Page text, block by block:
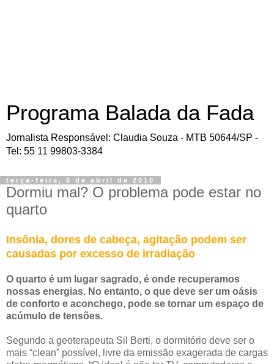
Programa Balada da Fada
Jornalista Responsável: Claudia Souza - MTB 50644/SP -
Tel: 55 11 99803-3384
terça-feira, 6 de abril de 2010
Dormiu mal? O problema pode estar no
quarto
Insônia, dores de cabeça, agitação podem ser
causadas por excesso de irradiação
O quarto é um lugar sagrado, é onde recuperamos
nossas energias. No entanto, o que deve ser um oásis
de conforto e aconchego, pode se tornar um espaço de
acúmulo de tensões.
Segundo a geoterapeuta Sil Berti, o dormitório deve ser o
mais “clean” possível, livre da emissão exagerada de cargas